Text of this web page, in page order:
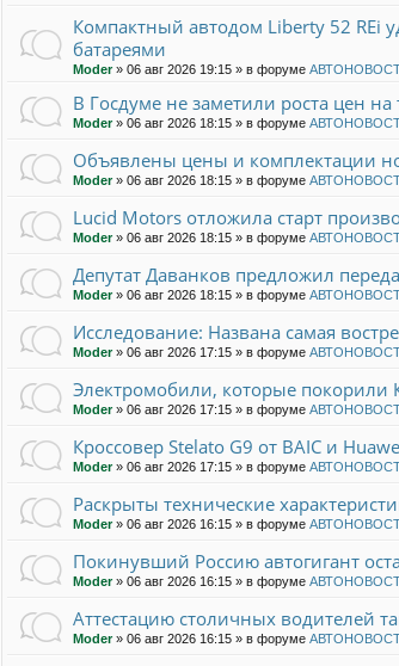
Компактный автодом Liberty 52
батареями
Moder» 06 авг 2026 19:15 » в форуме
В Госдуме не заметили роста цен на
Moder» 06 авг 2026 18:15 » в форуме
Объявлены цены и комплектации
Moder» 06 авг 2026 18:15 » в форуме
Lucid Motors отложила старт
Moder» 06 авг 2026 18:15 » в форуме
Депутат Даванков предложил
Moder» 06 авг 2026 18:15 » в форуме
Исследование: Названа самая
Moder» 06 авг 2026 17:15 » в форуме
Электромобили, которые
Moder» 06 авг 2026 17:15 » в форуме
Кроссовер Stelato G9 от BAIC и
Moder» 06 авг 2026 17:15 » в форуме
Раскрыты технические
Moder» 06 авг 2026 16:15 » в форуме
Покинувший Россию автогигант
Moder» 06 авг 2026 16:15 » в форуме
Аттестацию столичных водителей
Moder» 06 авг 2026 16:15 » в форуме